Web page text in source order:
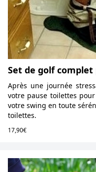
Set de golf
Après une journée
votre pause toilettes
votre swing en toute
toilettes.
17,90€